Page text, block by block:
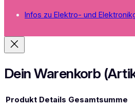
t
Infos zu Elektro- und
Dein Warenkorb
Produkt Details Gesamtsumme